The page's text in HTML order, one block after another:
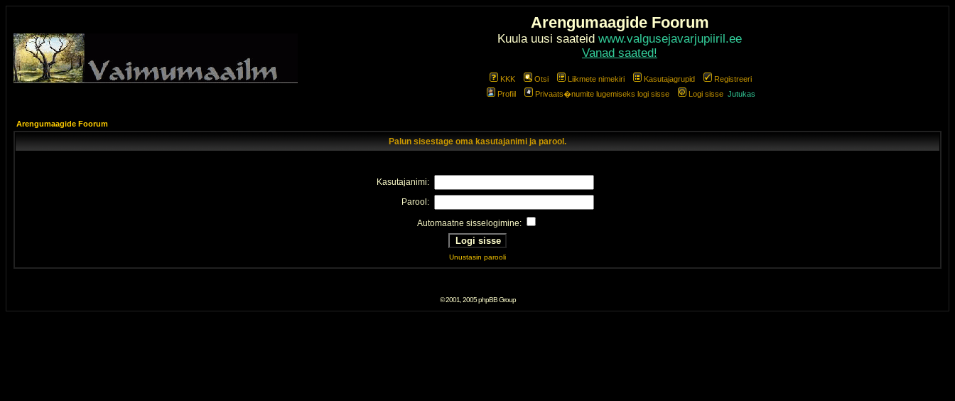
Arengumaagide Foorum
Kuula uusi saateid www.valgusejavarjupiiril.ee
Vanad saated!
KKK Otsi Liikmete nimekiri Kasutajagrupid
Registreeri
Profiil
Privaats�numite lugemiseks logi sisse Logi sisse Jutukas
Arengumaagide Foorum
Palun sisestage oma kasutajanimi ja parool.
Kasutajanimi:
Parool:
Automaatne sisselogimine:
Unustasin parooli
© 2001, 2005 phpBB Group